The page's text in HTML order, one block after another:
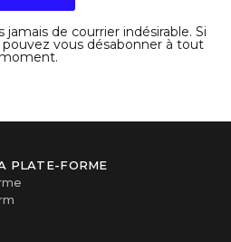
de courrier indésirable. Si
vous désabonner à tout
PLATE-FORME